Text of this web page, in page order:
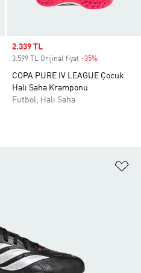
Sale price
2.339 TL
3.599 TL Orijinal fiyat -35%
COPA PURE IV LEAGUE Çocuk
Halı Saha Kramponu
Futbol, Halı Saha